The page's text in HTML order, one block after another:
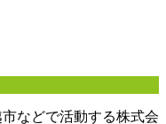
などで活動する株式会